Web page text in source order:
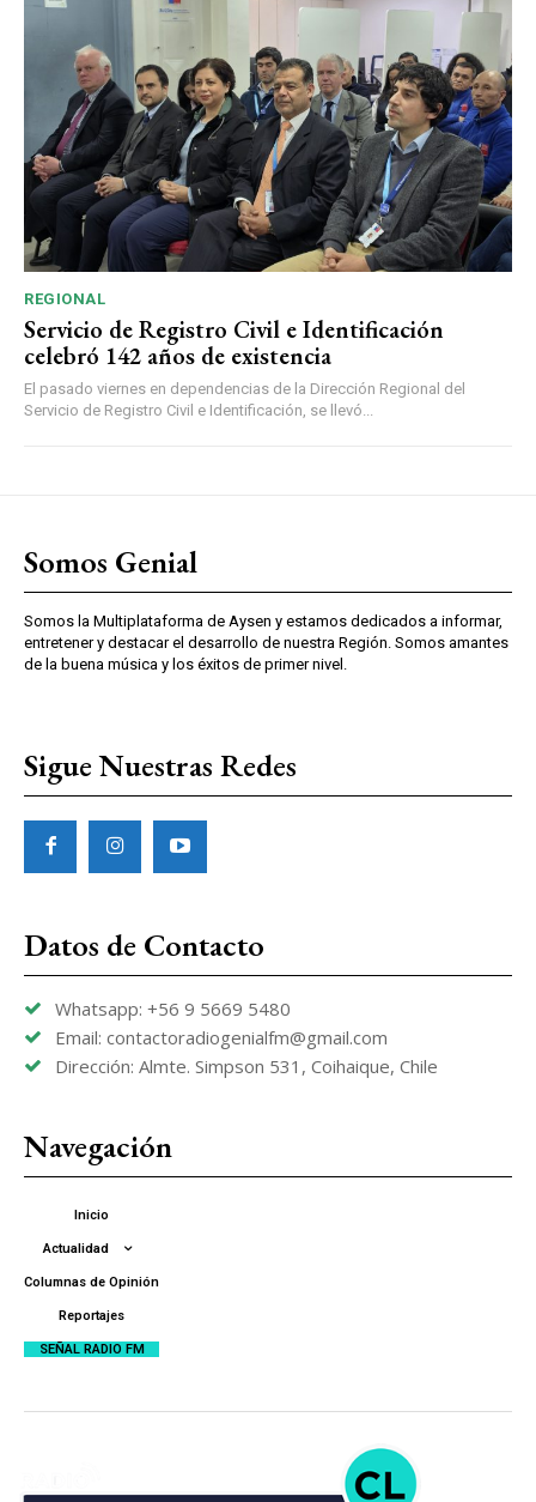
REGIONAL
Servicio de Registro Civil e Identificación
celebró 142 años de existencia
El pasado viernes en dependencias de la Dirección Regional del
Servicio de Registro Civil e Identificación, se llevó...
Somos Genial
Somos la Multiplataforma de Aysen y estamos dedicados a informar,
entretener y destacar el desarrollo de nuestra Región. Somos amantes
de la buena música y los éxitos de primer nivel.
Sigue Nuestras Redes
Datos de Contacto
Whatsapp: +56 9 5669 5480
Email: contactoradiogenialfm@gmail.com
Dirección: Almte. Simpson 531, Coihaique, Chile
Navegación
Inicio
Actualidad
Columnas de Opinión
Reportajes
SEÑAL RADIO FM